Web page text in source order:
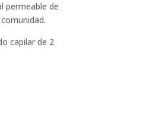
permeable de
capilar de 2